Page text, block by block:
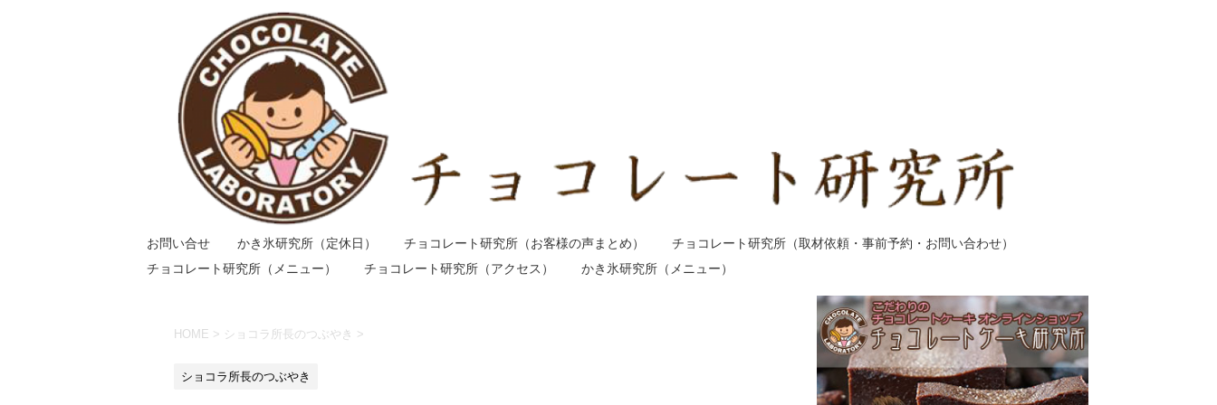
お問い合せ かき氷研究所（定休日） チョコレート研究所（お客様の声まとめ）
チョコレート研究所（取材依頼・事前予約・お問い合わせ）
チョコレート研究所（メニュー）
チョコレート研究所（アクセス） かき氷研究所（メニュー）
HOME > ショコラ所長のつぶやき >
ショコラ所長のつぶやき